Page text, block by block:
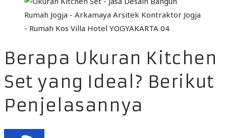
Berapa Ukuran Kitchen
Set yang Ideal? Berikut
Penjelasannya